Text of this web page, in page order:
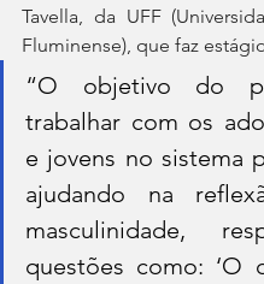
Tavella, da UFF
Fluminense), que faz
“O objetivo do
trabalhar com os
e jovens no sistema
ajudando na
masculinidade,
questões como: ‘O